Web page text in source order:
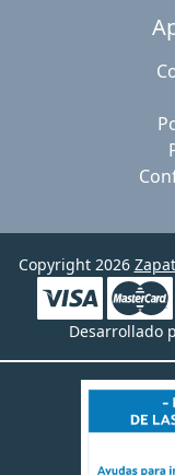
Copyright 2026
Desarrollado